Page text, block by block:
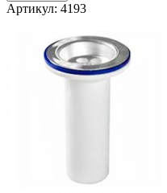
Артикул: 4193